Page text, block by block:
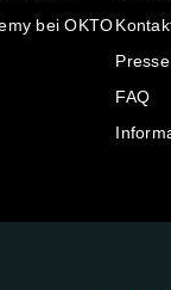
bei OKTO
Presse
FAQ